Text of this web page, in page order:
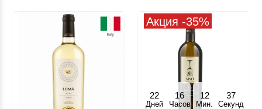
22
Дней
16
Часов
12
Мин.
36
Секунд
Акция -35%